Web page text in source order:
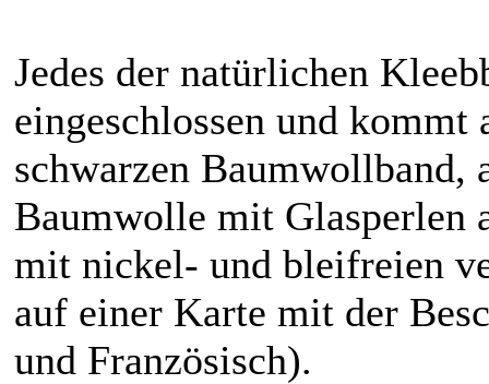
Jedes der natürlichen
eingeschlossen und
schwarzen Baumwollband,
Baumwolle mit Glasperlen
mit nickel- und bleifreien
auf einer Karte mit der
und Französisch).